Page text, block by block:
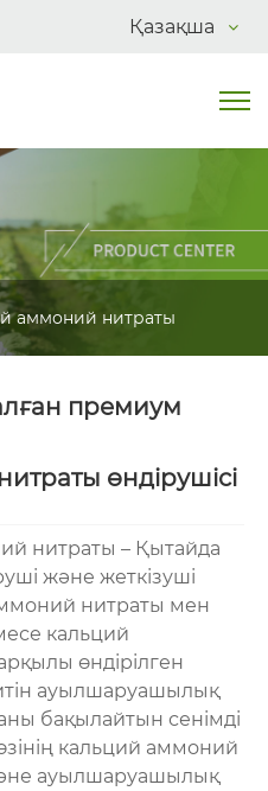
Қазақша
аммоний нитраты
премиум
өндірушісі
нитраты – Қытайда
және жеткізуші
нитраты мен
кальций
өндірілген
ауылшаруашылық
бақылайтын сенімді
кальций аммоний
ауылшаруашылық